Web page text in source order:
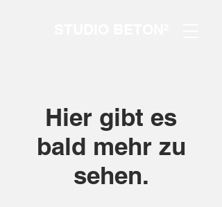
Hier gibt es
bald mehr zu
sehen.